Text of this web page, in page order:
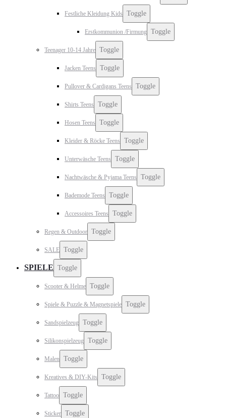
Festliche Kleidung Kids Toggle
Erstkommunion /Firmung Toggle
Teenager 10-14 Jahre Toggle
Jacken Teens Toggle
Pullover & Cardigans Teens Toggle
Shirts Teens Toggle
Hosen Teens Toggle
Kleider & Röcke Teens Toggle
Unterwäsche Teens Toggle
Nachtwäsche & Pyjama Teens Toggle
Bademode Teens Toggle
Accessoires Teens Toggle
Regen & Outdoor Toggle
SALE Toggle
SPIELE Toggle
Scooter & Helme Toggle
Spiele & Puzzle & Magnetspiele Toggle
Sandspielzeug Toggle
Silikonspielzeug Toggle
Malen Toggle
Kreatives & DIY-Kits Toggle
Tattoo Toggle
Sticker Toggle